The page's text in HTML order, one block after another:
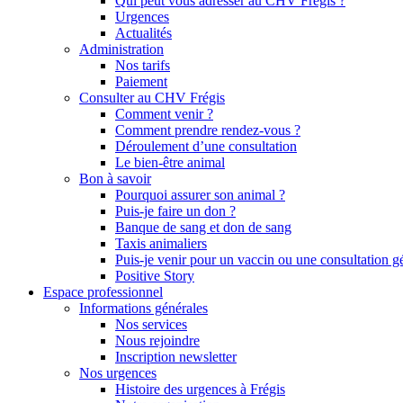
Urgences
Actualités
Administration
Nos tarifs
Paiement
Consulter au CHV Frégis
Comment venir ?
Comment prendre rendez-vous ?
Déroulement d’une consultation
Le bien-être animal
Bon à savoir
Pourquoi assurer son animal ?
Puis-je faire un don ?
Banque de sang et don de sang
Taxis animaliers
Puis-je venir pour un vaccin ou une consultation
Positive Story
Espace professionnel
Informations générales
Nos services
Nous rejoindre
Inscription newsletter
Nos urgences
Histoire des urgences à Frégis